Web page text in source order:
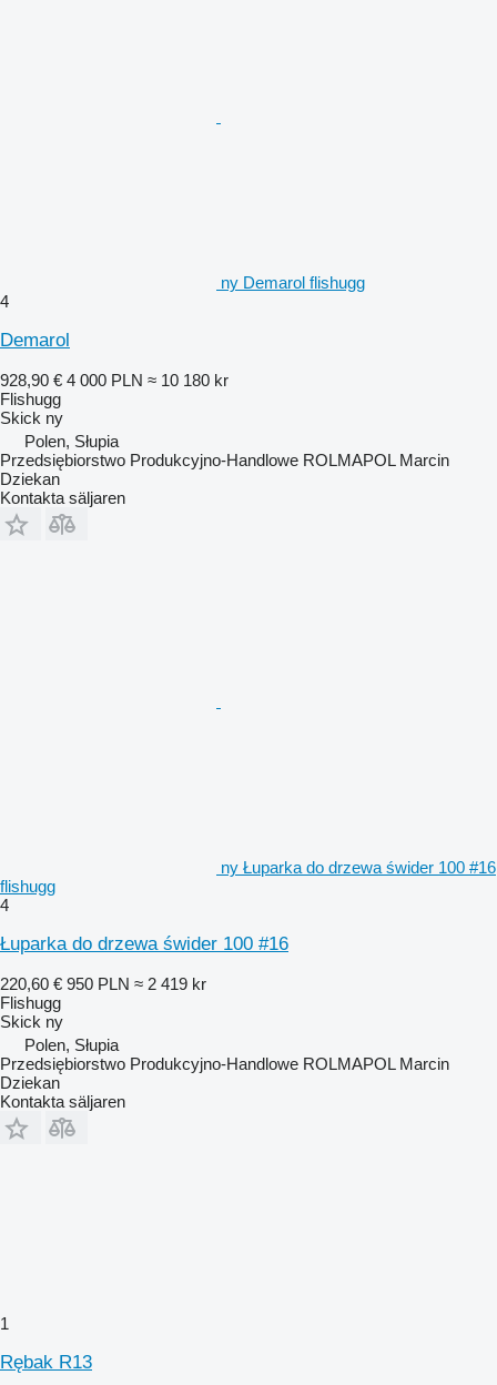
ny Demarol flishugg
4
Demarol
928,90 € 4 000 PLN ≈ 10 180 kr
Flishugg
Skick ny
Polen, Słupia
Przedsiębiorstwo Produkcyjno-Handlowe ROLMAPOL Marcin
Dziekan
Kontakta säljaren
ny Łuparka do drzewa świder 100 #16
flishugg
4
Łuparka do drzewa świder 100 #16
220,60 € 950 PLN ≈ 2 419 kr
Flishugg
Skick ny
Polen, Słupia
Przedsiębiorstwo Produkcyjno-Handlowe ROLMAPOL Marcin
Dziekan
Kontakta säljaren
1
Rębak R13